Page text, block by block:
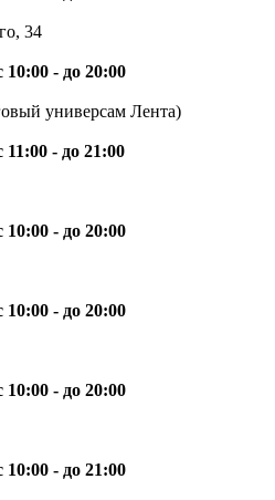
34
10:00 - до 20:00
универсам Лента)
11:00 - до 21:00
10:00 - до 20:00
10:00 - до 20:00
10:00 - до 20:00
10:00 - до 21:00